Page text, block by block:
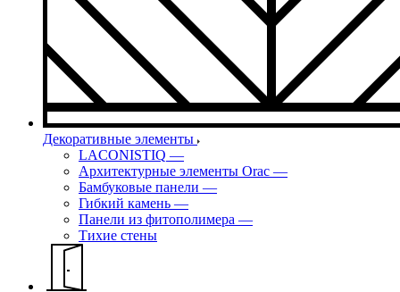
Декоративные элементы
LACONISTIQ —
Архитектурные элементы Orac —
Бамбуковые панели —
Гибкий камень —
Панели из фитополимера —
Тихие стены